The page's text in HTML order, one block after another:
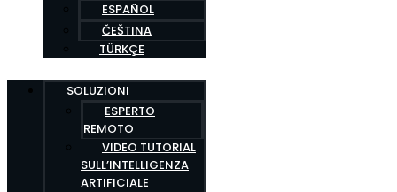
ESPAÑOL
ČEŠTINA
TÜRKÇE
SOLUZIONI
ESPERTO
REMOTO
VIDEO TUTORIAL
SULL’INTELLIGENZA
ARTIFICIALE